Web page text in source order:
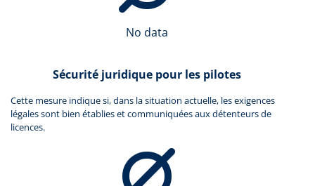
No data
Sécurité juridique pour les pilotes
Cette mesure indique si, dans la situation actuelle, les exigences
légales sont bien établies et communiquées aux détenteurs de
licences.